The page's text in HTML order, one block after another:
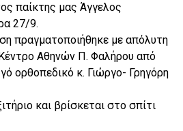
παίκτης μας Άγγελος
27/9.
πραγματοποιήθηκε με απόλυτη
Κέντρο Αθηνών Π. Φαλήρου από
ορθοπεδικό κ. Γιώργο- Γρηγόρη
και βρίσκεται στο σπίτι